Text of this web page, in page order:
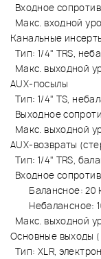
Входное
Макс. входной
Канальные
Тип: 1/4" TRS,
Макс. выходной
AUX-посылы
Тип: 1/4" TS,
Выходное
Макс. выходной
AUX-возвраты
Тип: 1/4" TRS,
Входное
Балансное: 20
Небалансное:
Макс. выходной
Основные выходы
Тип: XLR,